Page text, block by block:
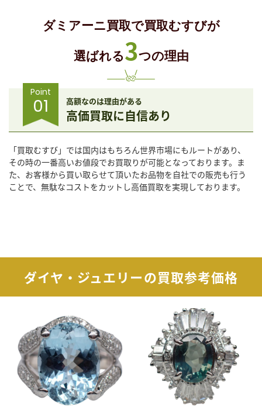
ダミアーニ買取で買取むすびが
選ばれる3つの理由
Point
01 高額なのは理由がある
高価買取に自信あり
「買取むすび」では国内はもちろん世界市場にもルートがあり、
その時の一番高いお値段でお買取りが可能となっております。ま
た、お客様から買い取らせて頂いたお品物を自社での販売も行う
ことで、無駄なコストをカットし高価買取を実現しております。
ダイヤ・ジュエリーの買取参考価格